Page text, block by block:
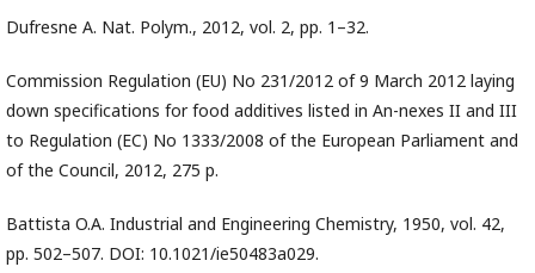
Dufresne A. Nat. Polym., 2012, vol. 2, pр. 1–32.
Commission Regulation (EU) No 231/2012 of 9 March 2012 laying
down specifications for food additives listed in An-nexes II and III
to Regulation (EC) No 1333/2008 of the European Parliament and
of the Council, 2012, 275 p.
Battista O.A. Industrial and Engineering Chemistry, 1950, vol. 42,
pp. 502–507. DOI: 10.1021/ie50483a029.